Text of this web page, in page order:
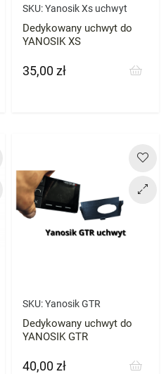
SKU:Yanosik Xs uchwyt
Dedykowany uchwyt do
YANOSIK XS
Cena
35,00 zł
SKU:Yanosik GTR
Dedykowany uchwyt do
YANOSIK GTR
Cena
40,00 zł